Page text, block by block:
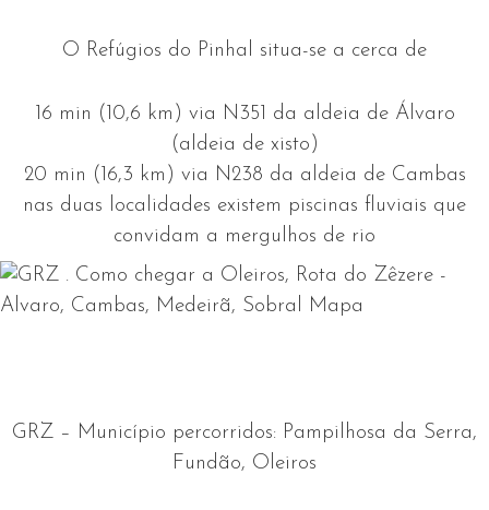
O Refúgios do Pinhal situa-se a cerca de
16 min ( 10,6 km ) via N351 da aldeia de Álvaro
(aldeia de xisto)
20 min ( 16,3 km ) via N238 da aldeia de Cambas
nas duas localidades existem piscinas fluviais que
convidam a mergulhos de rio
GRZ – Município percorridos: Pampilhosa da Serra,
Fundão, Oleiros